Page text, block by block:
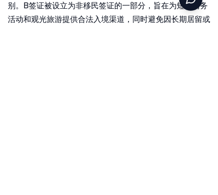
别。B签证被设立为非移民签证的一部分，旨在为短期商务
活动和观光旅游提供合法入境渠道，同时避免因长期居留或